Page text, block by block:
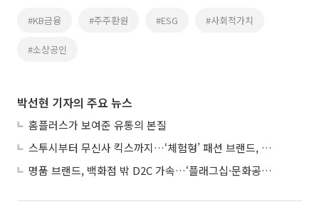
#KB금융 #주주환원 #ESG #사회적가치
#소상공인
박선현 기자의 주요 뉴스
홈플러스가 보여준 유통의 본질
스투시부터 무신사 킥스까지…‘체험형’ 패션 브랜드, 잇단 제주행
명품 브랜드, 백화점 밖 D2C 가속…‘플래그십·문화공간’ 전략 눈길